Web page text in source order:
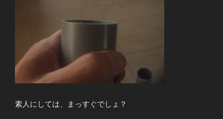
素人にしては、まっすぐでしょ？